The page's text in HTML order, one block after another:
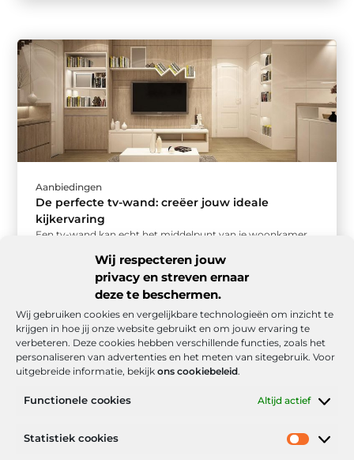
Wij respecteren jouw
privacy en streven ernaar
deze te beschermen.
Wij gebruiken cookies en vergelijkbare technologieën om inzicht te
krijgen in hoe jij onze website gebruikt en om jouw ervaring te
verbeteren. Deze cookies hebben verschillende functies, zoals het
personaliseren van advertenties en het meten van sitegebruik. Voor
uitgebreide informatie, bekijk ons cookiebeleid.
Functionele cookies Altijd actief
Statistiek cookies
Aanbiedingen
De perfecte tv-wand: creëer jouw ideale
kijkervaring
Een tv-wand kan echt het middelpunt van je woonkamer
Onze informatie